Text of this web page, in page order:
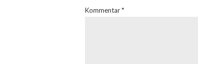
Kommentar*